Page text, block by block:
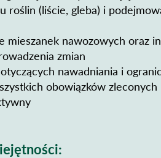
roślin (liście, gleba) i
mieszanek nawozowych oraz
zmian
nawadniania i
obowiązków